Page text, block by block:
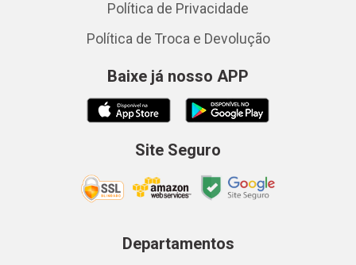
Política de Privacidade
Política de Troca e Devolução
Baixe já nosso APP
Site Seguro
Departamentos